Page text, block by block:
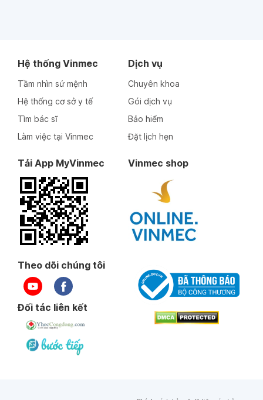
Hệ thống Vinmec
Tầm nhìn sứ mệnh
Hệ thống cơ sở y tế
Tìm bác sĩ
Làm việc tại Vinmec
Dịch vụ
Chuyên khoa
Gói dịch vụ
Bảo hiểm
Đặt lịch hẹn
Tải App MyVinmec Vinmec shop
Theo dõi chúng tôi
Đối tác liên kết